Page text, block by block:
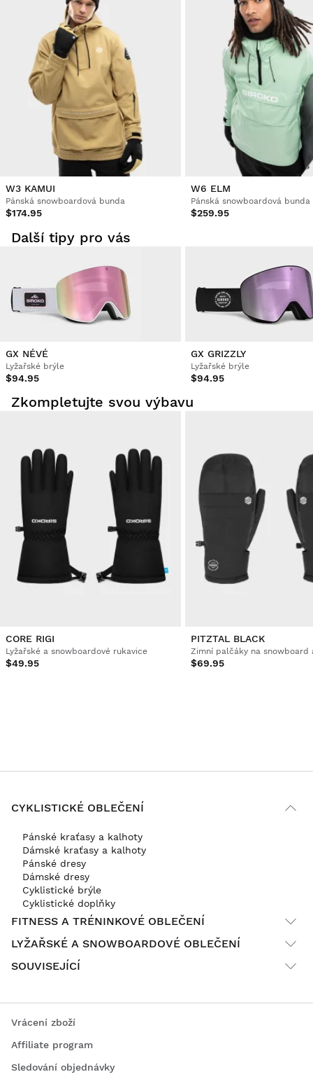
Z vašeho uživatelského účtu můžete jednoduše a rychle
vrátit produkty z vaší objednávky.
Vrácení peněz původní platební metodou Od$9.95
W3 KAMUI
Pánská snowboardová bunda
$174.95
W6 ELM
Pánská snowboardová bunda
$259.95
Další tipy pro vás
GX NÉVÉ
Lyžařské brýle
$94.95
GX GRIZZLY
Lyžařské brýle
$94.95
Zkompletujte svou výbavu
CORE RIGI
Lyžařské a snowboardové rukavice
$49.95
PITZTAL BLACK
Zimní palčáky na snowboard
$69.95
CYKLISTICKÉ OBLEČENÍ
Pánské kraťasy a kalhoty
Dámské kraťasy a kalhoty
Pánské dresy
Dámské dresy
Cyklistické brýle
Cyklistické doplňky
FITNESS A TRÉNINKOVÉ OBLEČENÍ
LYŽAŘSKÉ A SNOWBOARDOVÉ OBLEČENÍ
SOUVISEJÍCÍ
Vrácení zboží
Affiliate program
Sledování objednávky